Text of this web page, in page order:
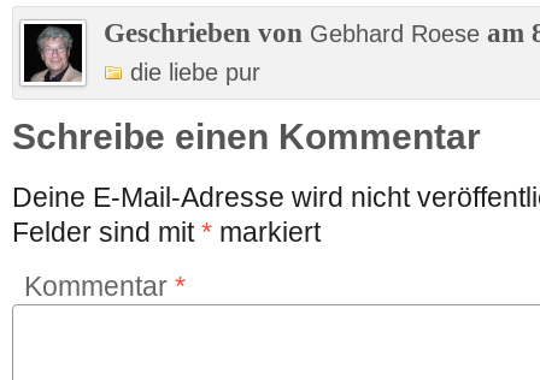
Geschrieben von Gebhard Roese am
die liebe pur
Schreibe einen Kommentar
Deine E-Mail-Adresse wird nicht
Felder sind mit* markiert
Kommentar *